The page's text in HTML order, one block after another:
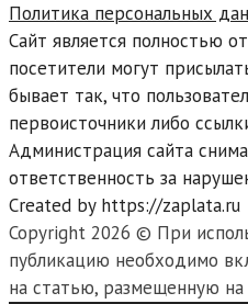
Политика персональных
Сайт является полностью
посетители могут
бывает так, что
первоисточники либо
Администрация сайта
ответственность за
Created by https://zaplata.ru
Copyright 2026 © При
публикацию необходимо
на статью, размещенную